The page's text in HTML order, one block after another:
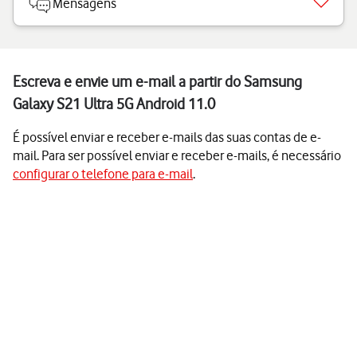
Mensagens
Escreva e envie um e-mail a partir do Samsung
Galaxy S21 Ultra 5G Android 11.0
É possível enviar e receber e-mails das suas contas de e-
mail. Para ser possível enviar e receber e-mails, é necessário
configurar o telefone para e-mail.